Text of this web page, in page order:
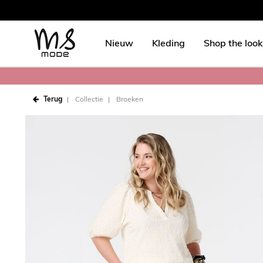
Nieuw Kleding Shop the look
Terug Collectie Broeken